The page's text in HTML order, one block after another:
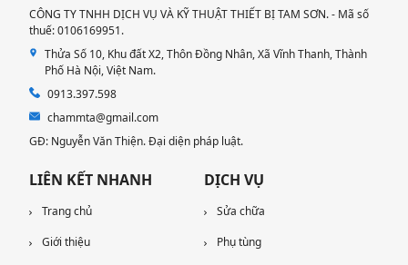
CÔNG TY TNHH DỊCH VỤ VÀ KỸ THUẬT THIẾT BỊ TAM SƠN. - Mã số
thuế: 0106169951.
Thửa Số 10, Khu đất X2, Thôn Đồng Nhân, Xã Vĩnh Thanh, Thành
Phố Hà Nội, Việt Nam.
0913.397.598
chammta@gmail.com
GĐ: Nguyễn Văn Thiện. Đại diện pháp luật.
LIÊN KẾT NHANH
Trang chủ
Giới thiệu
DỊCH VỤ
Sửa chữa
Phụ tùng